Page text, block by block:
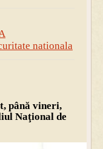
nationala
până vineri,
Naţional de